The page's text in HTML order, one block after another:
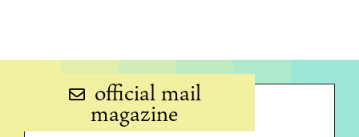
official mail
magazine